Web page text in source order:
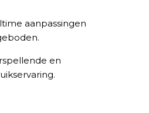
aanpassingen
en